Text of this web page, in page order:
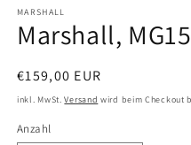
MARSHALL
Marshall,
Normaler
Preis
€159,00 EUR
inkl. MwSt.Versand wird beim Checkout
Anzahl